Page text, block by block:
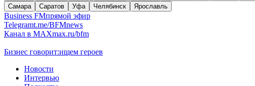
Самара
Саратов Уфа Челябинск Ярославль
Business FMпрямой эфир
Telegramt.me/BFMnews
Канал в MAXmax.ru/bfm
Бизнес говорит:ищем героев
Новости
Интервью